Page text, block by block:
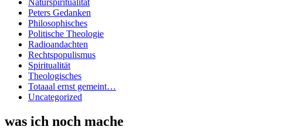
Peters Gedanken
Philosophisches
Politische Theologie
Radioandachten
Rechtspopulismus
Spiritualität
Theologisches
Totaaal ernst gemeint…
Uncategorized
was ich noch mache